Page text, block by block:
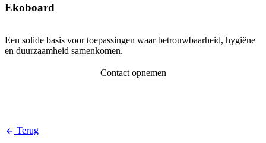
Ekoboard
Een solide basis voor toepassingen waar betrouwbaarheid, hygiëne
en duurzaamheid samenkomen.
Contact opnemen
Terug